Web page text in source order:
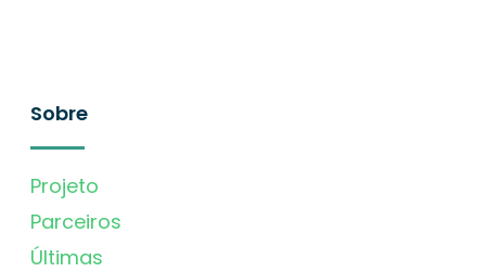
Sobre
Projeto
Parceiros
Últimas